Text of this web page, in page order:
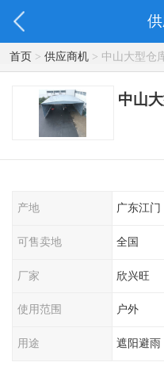
首页> 供应商机> 中山大型仓
中山
产地 广东江门
可售卖地 全国
厂家 欣兴旺
使用范围 户外
用途 遮阳避雨